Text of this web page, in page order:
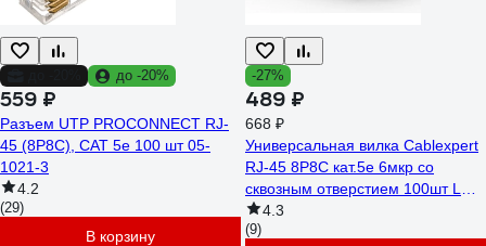
до -20%
559 ₽
Разъем UTP PROCONNECT RJ-
45 (8P8C), CAT 5e 100 шт 05-
1021-3
4.2
(29)
В корзину
-27%
489 ₽
668 ₽
Универсальная вилка Cablexpert
RJ-45 8P8C кат.5e 6мкр со
сквозным отверстием 100шт LC-
PTU-01/100
4.3
(9)